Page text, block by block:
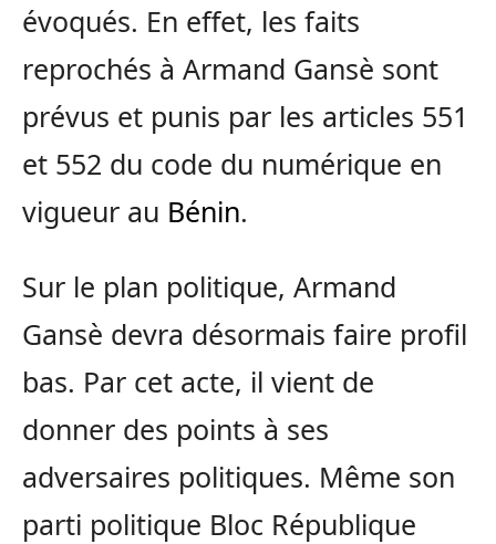
évoqués. En effet, les faits
reprochés à Armand Gansè sont
prévus et punis par les articles 551
et 552 du code du numérique en
vigueur au Bénin.
Sur le plan politique, Armand
Gansè devra désormais faire profil
bas. Par cet acte, il vient de
donner des points à ses
adversaires politiques. Même son
parti politique Bloc République